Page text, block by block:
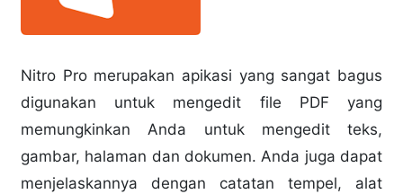
Nitro Pro merupakan apikasi yang sangat bagus
digunakan untuk mengedit file PDF yang
memungkinkan Anda untuk mengedit teks,
gambar, halaman dan dokumen.Anda juga dapat
menjelaskannya dengan catatan tempel, alat